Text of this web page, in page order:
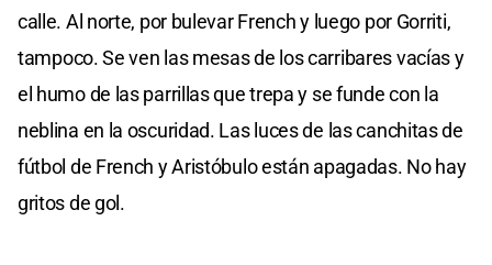
calle. Al norte, por bulevar French y luego por Gorriti,
tampoco. Se ven las mesas de los carribares vacías y
el humo de las parrillas que trepa y se funde con la
neblina en la oscuridad. Las luces de las canchitas de
fútbol de French y Aristóbulo están apagadas. No hay
gritos de gol.